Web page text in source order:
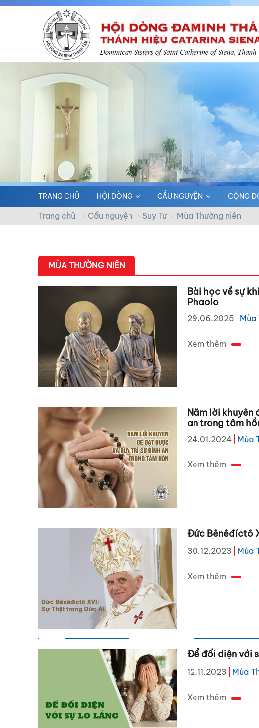
TRANG CHỦ HỘI DÒNG CẦU NGUYỆN CỘNG
Trang chủ Cầu nguyện Suy Tư Mùa Thường niên
MÙA THƯỜNG NIÊN
Bài học về sự
Phaolo
29.06.2025 Mùa
Xem thêm
Năm lời khuyên
an trong tâm
24.01.2024 Mùa
Xem thêm
Đức Bênêđíctô
30.12.2023 Mùa
Xem thêm
Để đối diện với
12.11.2023 Mùa
Xem thêm